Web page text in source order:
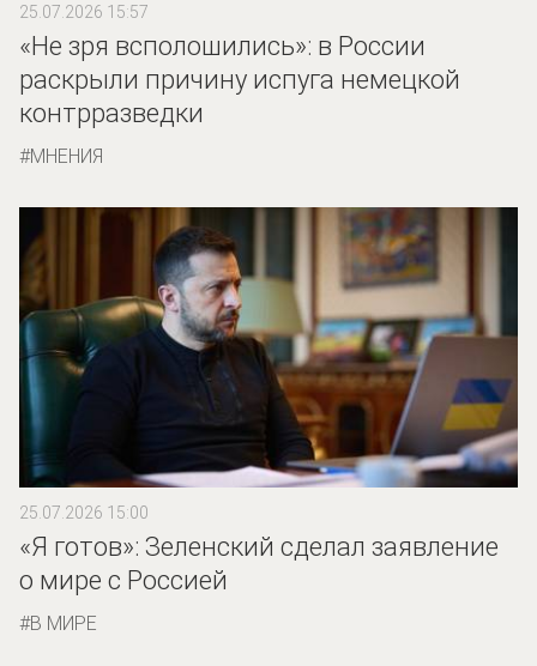
25.07.2026 15:57
«Не зря всполошились»: в России
раскрыли причину испуга немецкой
контрразведки
МНЕНИЯ
25.07.2026 15:00
«Я готов»: Зеленский сделал заявление
о мире с Россией
В МИРЕ